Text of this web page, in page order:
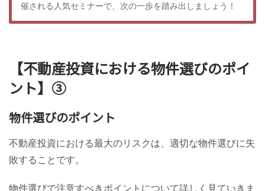
催される人気セミナーで、次の一歩を踏み出しましょう！
【不動産投資における物件選びのポイ
ント】③
物件選びのポイント
不動産投資における最大のリスクは、適切な物件選びに失
敗することです。
物件選びで注意すべきポイントについて詳しく見ていきま